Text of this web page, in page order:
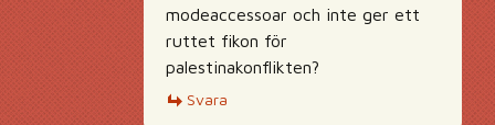
modeaccessoar och inte ger ett
ruttet fikon för
palestinakonflikten?
Svara